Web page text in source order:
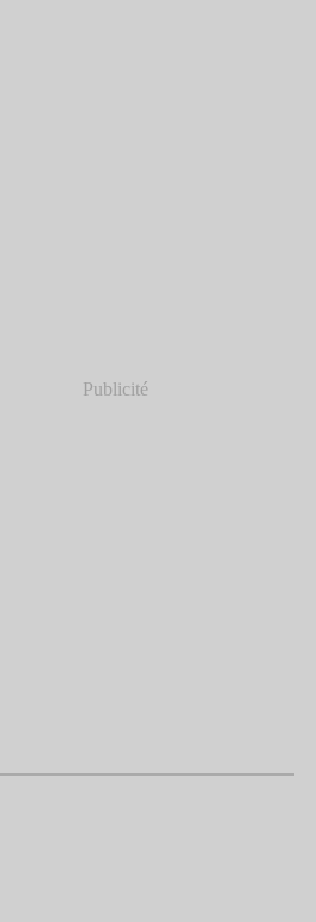
Publicité